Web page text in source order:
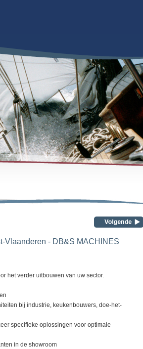
Vlaanderen - DB&S MACHINES
het verder uitbouwen van uw sector.
bij industrie, keukenbouwers, doe-het-
specifieke oplossingen voor optimale
in de showroom